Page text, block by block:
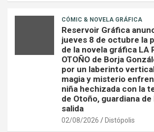
CÓMIC & NOVELA GRÁFICA
Reservoir Gráfica
jueves 8 de octubre la
de la novela gráfica LA
OTOÑO de Borja
por un laberinto
magia y misterio
niña hechizada con la
de Otoño, guardiana de
salida
02/08/2026 Distópolis